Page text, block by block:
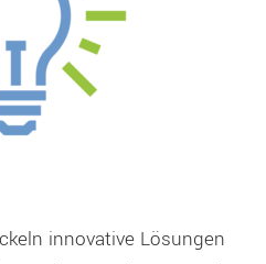
innovative Lösungen